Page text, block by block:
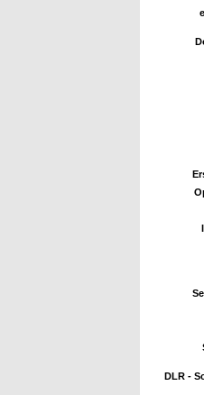
DLR -